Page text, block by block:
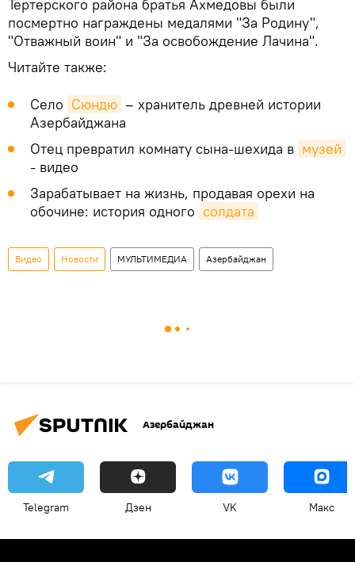
Тертерского района братья Ахмедовы были
посмертно награждены медалями "За Родину",
"Отважный воин" и "За освобождение Лачина".
Читайте также:
Село Сюндю – хранитель древней истории
Азербайджана
Отец превратил комнату сына-шехида в музей
- видео
Зарабатывает на жизнь, продавая орехи на
обочине: история одного солдата
Видео Новости МУЛЬТИМЕДИА Азербайджан
Азербайджан
Telegram Дзен VK Макс